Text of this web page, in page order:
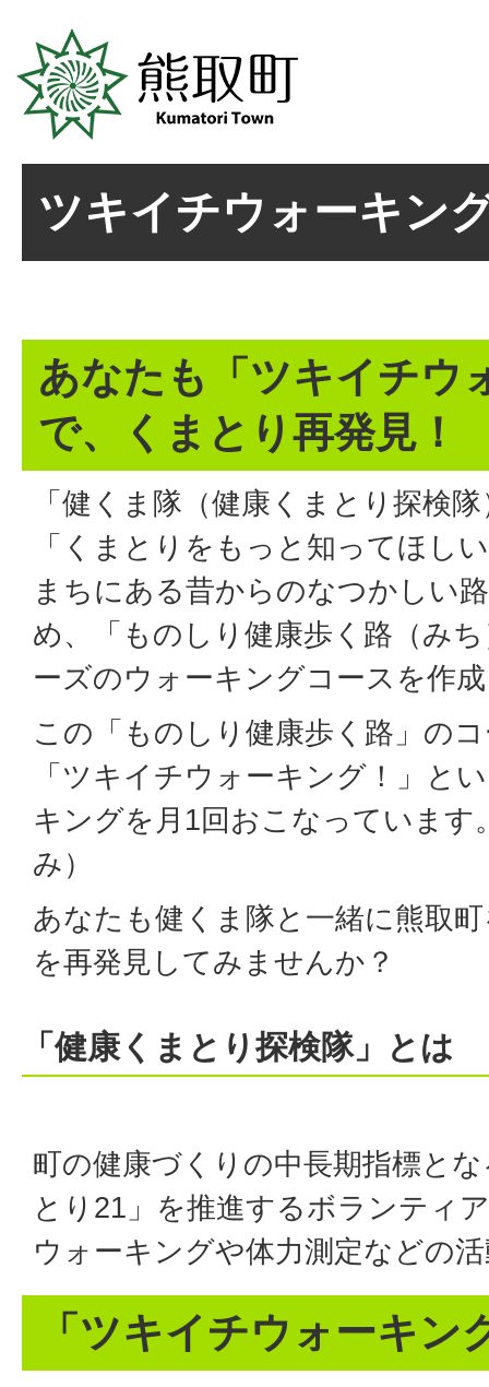
ツキイチウォーキン
あなたも「ツキイチウ
で、くまとり再発見！
「健くま隊（健康くまとり探検
「くまとりをもっと知ってほし
まちにある昔からのなつかしい
め、「ものしり健康歩く路（み
ーズのウォーキングコースを作
この「ものしり健康歩く路」の
「ツキイチウォーキング！」と
キングを月1回おこなっています
み）
あなたも健くま隊と一緒に熊取
を再発見してみませんか？
「健康くまとり探検隊」 とは
町の健康づくりの中長期指標と
とり21」を推進するボランティ
ウォーキングや体力測定などの
「ツキイチウォーキン